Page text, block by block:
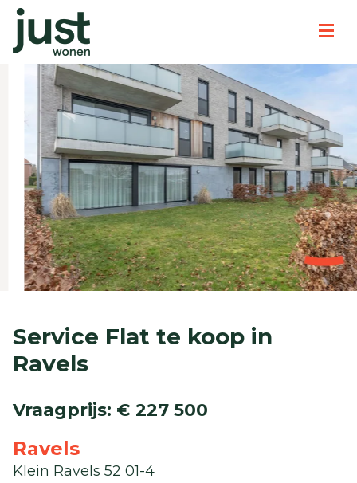
Service Flat te koop in
Ravels
Vraagprijs: € 227 500
Ravels
Klein Ravels 52 01-4